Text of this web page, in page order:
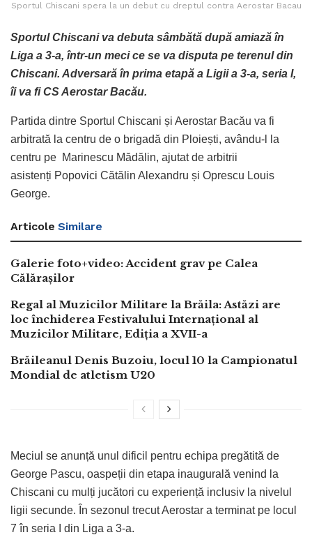
Sportul Chiscani spera la un debut cu dreptul contra Aerostar Bacau
Sportul Chiscani va debuta sâmbătă după amiază în
Liga a 3-a, într-un meci ce se va disputa pe terenul din
Chiscani. Adversară în prima etapă a Ligii a 3-a, seria I,
îi va fi CS Aerostar Bacău.
Partida dintre Sportul Chiscani și Aerostar Bacău va fi
arbitrată la centru de o brigadă din Ploiești, avându-l la
centru pe Marinescu Mădălin, ajutat de arbitrii
asistenți Popovici Cătălin Alexandru și Oprescu Louis
George.
Articole Similare
Galerie foto+video: Accident grav pe Calea
Călărașilor
Regal al Muzicilor Militare la Brăila: Astăzi are
loc închiderea Festivalului Internațional al
Muzicilor Militare, Ediția a XVII-a
Brăileanul Denis Buzoiu, locul 10 la Campionatul
Mondial de atletism U20
Meciul se anunță unul dificil pentru echipa pregătită de
George Pascu, oaspeții din etapa inaugurală venind la
Chiscani cu mulți jucători cu experiență inclusiv la nivelul
ligii secunde. În sezonul trecut Aerostar a terminat pe locul
7 în seria I din Liga a 3-a.